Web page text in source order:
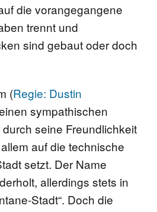
die vorangegangene
trennt und
sind gebaut oder doch
(Regie: Dustin
sympathischen
seine Freundlichkeit
auf die technische
setzt. Der Name
allerdings stets in
Stadt“. Doch die